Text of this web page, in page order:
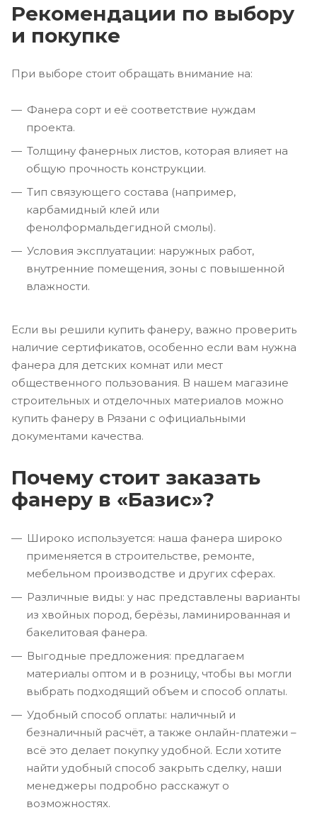
Рекомендации по выбору
и покупке
При выборе стоит обращать внимание на:
Фанера сорт и её соответствие нуждам
проекта.
Толщину фанерных листов, которая влияет на
общую прочность конструкции.
Тип связующего состава (например,
карбамидный клей или
фенолформальдегидной смолы).
Условия эксплуатации: наружных работ,
внутренние помещения, зоны с повышенной
влажности.
Если вы решили купить фанеру, важно проверить
наличие сертификатов, особенно если вам нужна
фанера для детских комнат или мест
общественного пользования. В нашем магазине
строительных и отделочных материалов можно
купить фанеру в Рязани с официальными
документами качества.
Почему стоит заказать
фанеру в «Базис»?
Широко используется: наша фанера широко
применяется в строительстве, ремонте,
мебельном производстве и других сферах.
Различные виды: у нас представлены варианты
из хвойных пород, берёзы, ламинированная и
бакелитовая фанера.
Выгодные предложения: предлагаем
материалы оптом и в розницу, чтобы вы могли
выбрать подходящий объем и способ оплаты.
Удобный способ оплаты: наличный и
безналичный расчёт, а также онлайн-платежи –
всё это делает покупку удобной. Если хотите
найти удобный способ закрыть сделку, наши
менеджеры подробно расскажут о
возможностях.